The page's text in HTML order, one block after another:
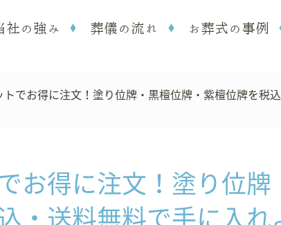
社の強み 葬儀の流れ お葬式の事例
トでお得に注文！塗り位牌・黒檀位牌・紫檀位牌を税
お得に注文！塗り位
・送料無料で手に入れ